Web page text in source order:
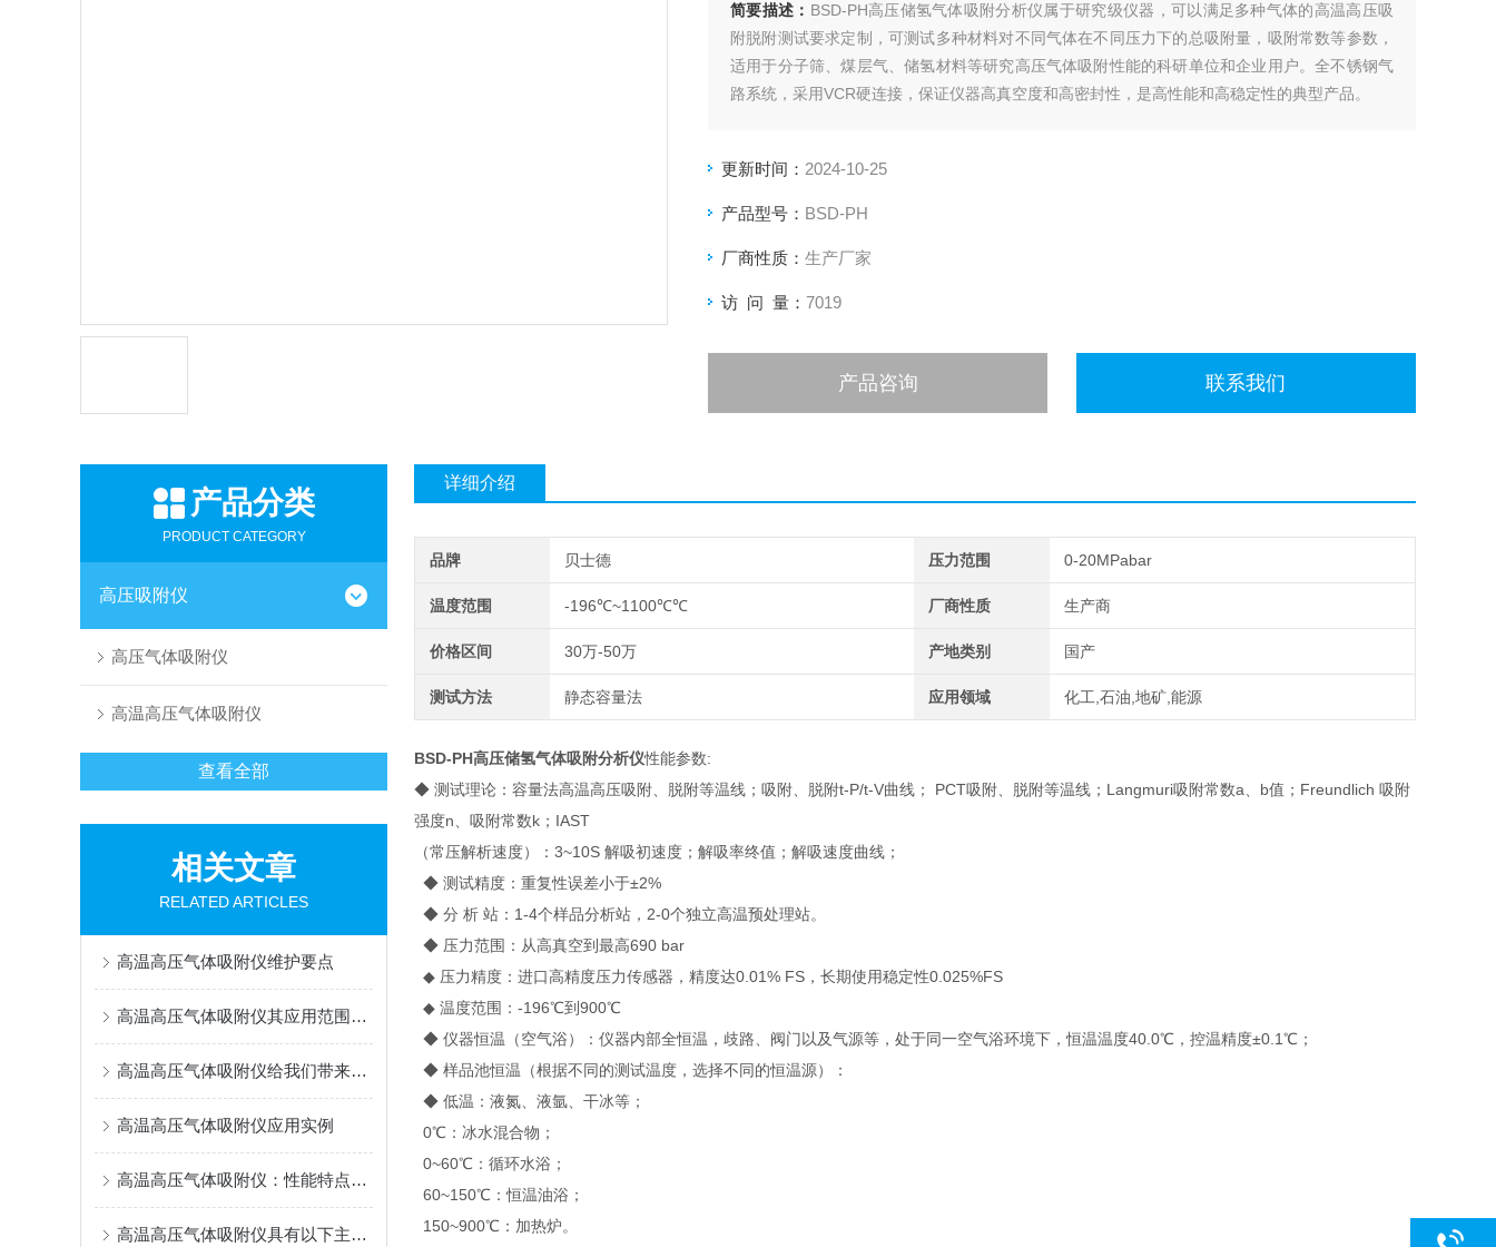
简要描述： BSD-PH高压储氢气体吸附分析仪属于研究级仪器，可以满足多种气体的高温高压吸
附脱附测试要求定制，可测试多种材料对不同气体在不同压力下的总吸附量，吸附常数等参数，
适用于分子筛、煤层气、储氢材料等研究高压气体吸附性能的科研单位和企业用户。全不锈钢气
路系统，采用VCR硬连接，保证仪器高真空度和高密封性，是高性能和高稳定性的典型产品。
更新时间： 2024-10-25
产品型号： BSD-PH
厂商性质： 生产厂家
访 问 量： 7019
产品咨询 联系我们
产品分类
PRODUCT CATEGORY
高压吸附仪
高压气体吸附仪
高温高压气体吸附仪
查看全部
相关文章
RELATED ARTICLES
高温高压气体吸附仪维护要点
高温高压气体吸附仪其应用范围广泛，涵盖多个领域
高温高压气体吸附仪给我们带来了怎样的特点呢？
高温高压气体吸附仪应用实例
高温高压气体吸附仪：性能特点与操作流程
高温高压气体吸附仪具有以下主要功能
详细介绍
品牌 贝士德 压力范围 0-20MPabar
温度范围 -196℃~1100℃℃ 厂商性质 生产商
价格区间 30万-50万 产地类别 国产
测试方法 静态容量法 应用领域 化工,石油,地矿,能源
BSD-PH高压储氢气体吸附分析仪性能参数:
◆ 测试理论：容量法高温高压吸附、脱附等温线；吸附、脱附t-P/t-V曲线； PCT吸附、脱附等温线；Langmuri吸附常数a、b值；Freundlich 吸附
强度n、吸附常数k；IAST
（常压解析速度）：3~10S 解吸初速度；解吸率终值；解吸速度曲线；
◆ 测试精度：重复性误差小于±2%
◆ 分 析 站：1-4个样品分析站，2-0个独立高温预处理站。
◆ 压力范围：从高真空到最高690 bar
◆ 压力精度：进口高精度压力传感器，精度达0.01% FS，长期使用稳定性0.025%FS
◆ 温度范围：-196℃到900℃
◆ 仪器恒温（空气浴）：仪器内部全恒温，歧路、阀门以及气源等，处于同一空气浴环境下，恒温温度40.0℃，控温精度±0.1℃；
◆ 样品池恒温（根据不同的测试温度，选择不同的恒温源）：
◆ 低温：液氮、液氩、干冰等；
0℃：冰水混合物；
0~60℃：循环水浴；
60~150℃：恒温油浴；
150~900℃：加热炉。